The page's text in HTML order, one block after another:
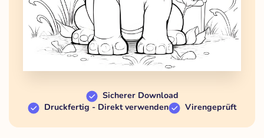
Sicherer Download
Druckfertig - Direkt verwenden
Virengeprüft